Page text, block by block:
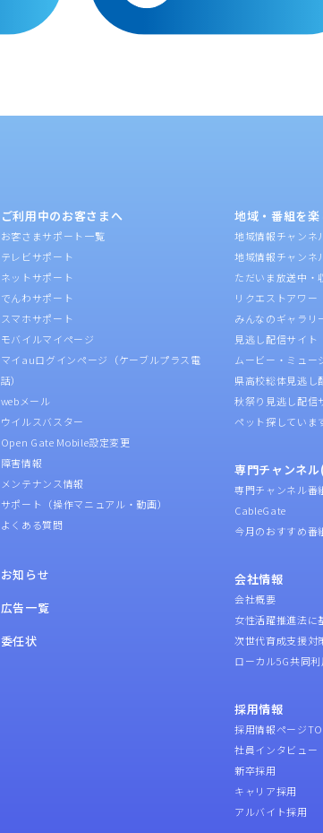
ご利用中のお客さまへ
お客さまサポート一覧
テレビサポート
ネットサポート
でんわサポート
スマホサポート
モバイルマイページ
マイauログインページ（ケーブルプラス電
話）
webメール
ウイルスバスター
Open Gate Mobile設定変更
障害情報
メンテナンス情報
サポート（操作マニュアル・動画）
よくある質問
お知らせ
広告一覧
委任状
地域・番組を
地域情報チャンネ
地域情報チャンネ
ただいま放送中・
リクエストアワー
みんなのギャラリ
見逃し配信サイト
ムービー・ミュー
県高校総体見逃し
秋祭り見逃し配信
ペット探していま
専門チャンネ
専門チャンネル番
CableGate
今月のおすすめ番
会社情報
会社概要
女性活躍推進法に
次世代育成支援対
ローカル5G共同
採用情報
採用情報ページ
社員インタビュー
新卒採用
キャリア採用
アルバイト採用